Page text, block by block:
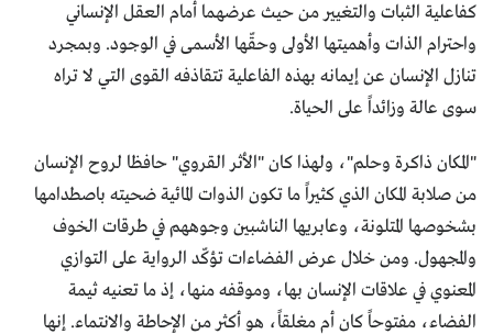
كفاعلية الثبات والتغيير من حيث عرضهما أمام العقل الإنساني
واحترام الذات وأهميتها الأولى وحقّها الأسمى في الوجود. وبمجرد
تنازل الإنسان عن إيمانه بهذه الفاعلية تتقاذفه القوى التي لا تراه
سوى عالة وزائداً على الحياة.
"المكان ذاكرة وحلم"، ولهذا كان "الأثر القروي" حافظا لروح الإنسان
من صلابة المكان الذي كثيراً ما تكون الذوات المائية ضحيته باصطدامها
بشخوصها المتلونة، وعابريها الناشبين وجوههم في طرقات الخوف
والمجهول. ومن خلال عرض الفضاءات تؤكّد الرواية على التوازي
المعنوي في علاقات الإنسان بها، وموقفه منها، إذ ما تعنيه ثيمة
الفضاء، مفتوحاً كان أم مغلقاً، هو أكثر من الإحاطة والانتماء. إنها